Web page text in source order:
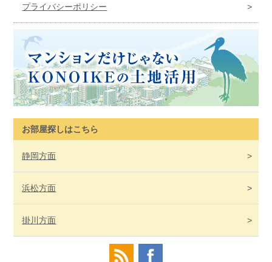
プライバシーポリシー
お部屋探しはこちら
静岡方面
浜松方面
掛川方面